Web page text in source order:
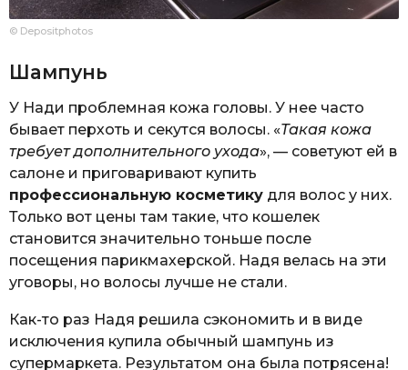
© Depositphotos
Шампунь
У Нади проблемная кожа головы. У нее часто
бывает перхоть и секутся волосы. «Такая кожа
требует дополнительного ухода», — советуют ей в
салоне и приговаривают купить
профессиональную косметику для волос у них.
Только вот цены там такие, что кошелек
становится значительно тоньше после
посещения парикмахерской. Надя велась на эти
уговоры, но волосы лучше не стали.
Как-то раз Надя решила сэкономить и в виде
исключения купила обычный шампунь из
супермаркета. Результатом она была потрясена!